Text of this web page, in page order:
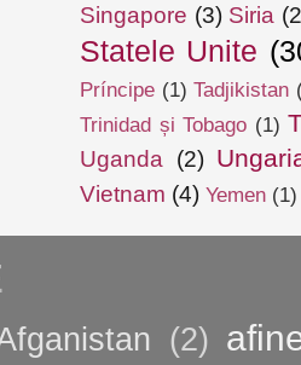
Singapore (3) Siria
Statele Unite
Príncipe (1) Tadjikistan
Trinidad și Tobago (1)
Uganda (2)
Vietnam (4) Yemen (1)
(2)